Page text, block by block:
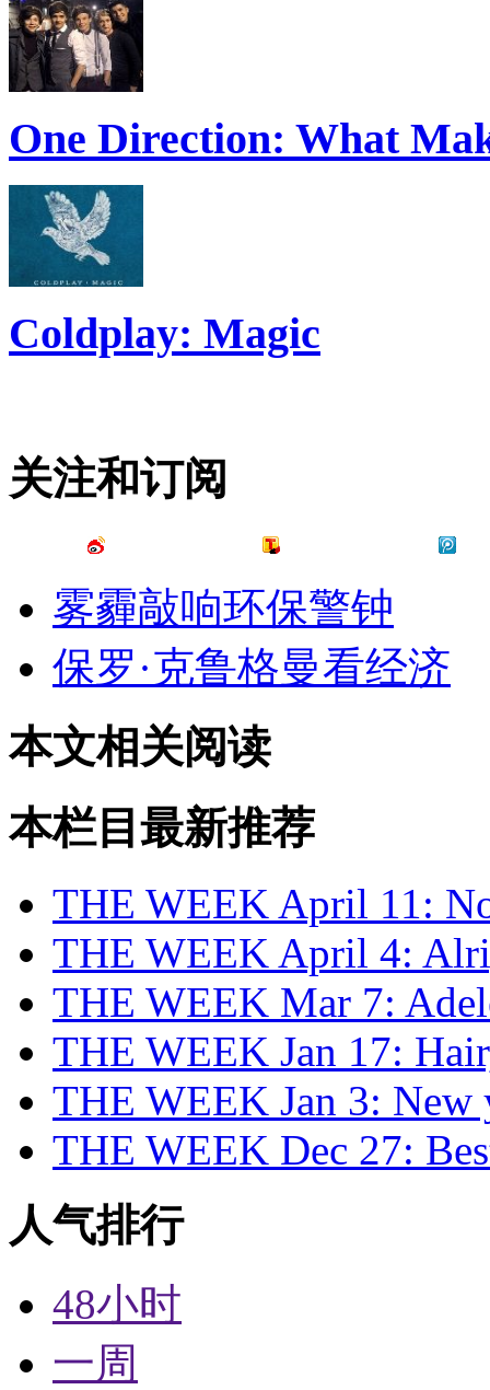
One Direction: What
Coldplay: Magic
关注和订阅
雾霾敲响环保警钟
保罗·克鲁格曼看经济
本文相关阅读
本栏目最新推荐
THE WEEK April 11:
THE WEEK April 4:
THE WEEK Mar 7:
THE WEEK Jan 17:
THE WEEK Jan 3: New
THE WEEK Dec 27:
人气排行
48小时
一周